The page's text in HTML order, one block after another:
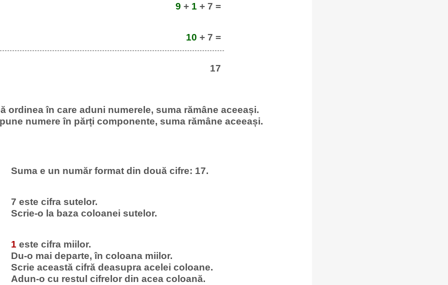
9 + 1 + 7 =
10 + 7 =
17
ordinea în care aduni numerele, suma rămâne aceeași.
numere în părți componente, suma rămâne aceeași.
Suma e un număr format din două cifre: 17.
7 este cifra sutelor.
Scrie-o la baza coloanei sutelor.
1 este cifra miilor.
Du-o mai departe, în coloana miilor.
Scrie această cifră deasupra acelei coloane.
Adun-o cu restul cifrelor din acea coloană.